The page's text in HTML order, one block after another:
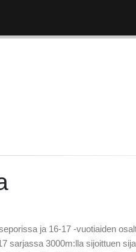
ja 16-17 -vuotiaiden
sarjassa 3000m:lla sijoittuen